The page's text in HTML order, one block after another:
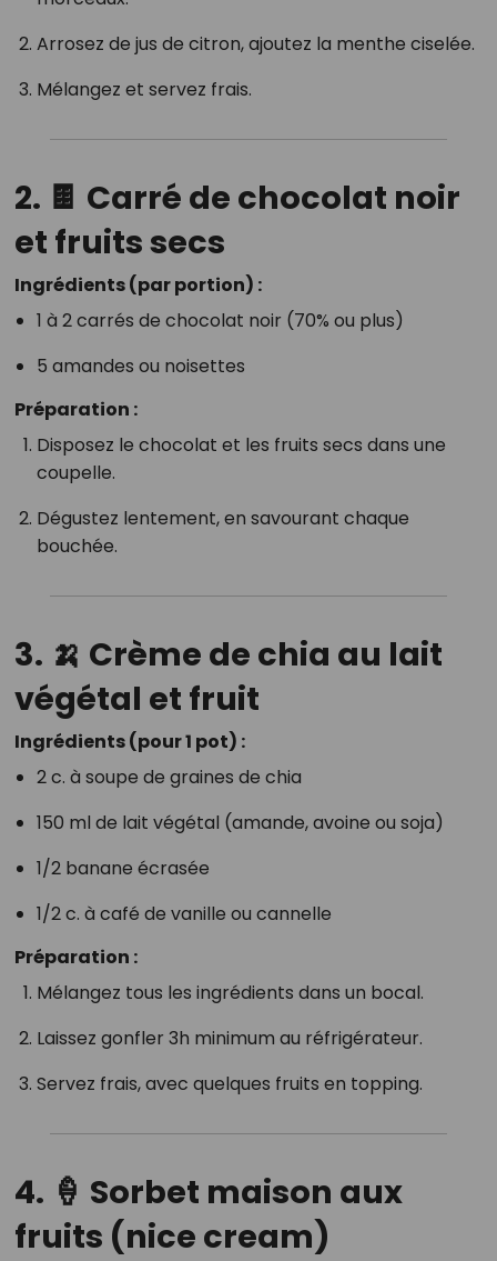
Arrosez de jus de citron, ajoutez la menthe ciselée.
Mélangez et servez frais.
2. 🍫 Carré de chocolat noir
et fruits secs
Ingrédients (par portion) :
1 à 2 carrés de chocolat noir (70% ou plus)
5 amandes ou noisettes
Préparation :
Disposez le chocolat et les fruits secs dans une
coupelle.
Dégustez lentement, en savourant chaque
bouchée.
3. 🍌 Crème de chia au lait
végétal et fruit
Ingrédients (pour 1 pot) :
2 c. à soupe de graines de chia
150 ml de lait végétal (amande, avoine ou soja)
1/2 banane écrasée
1/2 c. à café de vanille ou cannelle
Préparation :
Mélangez tous les ingrédients dans un bocal.
Laissez gonfler 3h minimum au réfrigérateur.
Servez frais, avec quelques fruits en topping.
4. 🍦 Sorbet maison aux
fruits (nice cream)